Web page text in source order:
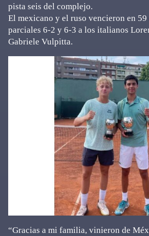
pista seis del complejo.
El mexicano y el ruso vencieron en
parciales 6-2 y 6-3 a los italianos
Gabriele Vulpitta.
“Gracias a mi familia, vinieron de